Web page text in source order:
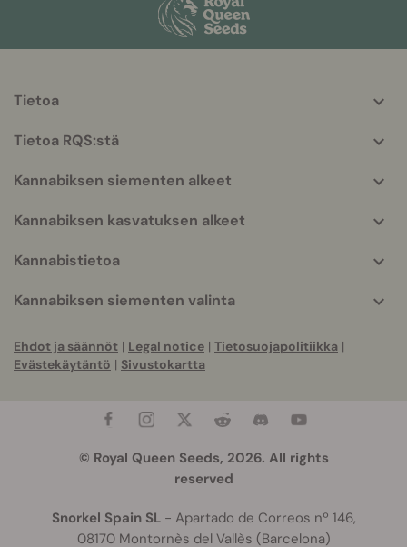
More
info
Tietoa
Tietoa RQS:stä
Kannabiksen siementen alkeet
Kannabiksen kasvatuksen alkeet
Kannabistietoa
Kannabiksen siementen valinta
Ehdot ja säännöt | Legal notice | Tietosuojapolitiikka |
Evästekäytäntö | Sivustokartta
© Royal Queen Seeds, 2026. All rights
reserved
Snorkel Spain SL- Apartado de Correos nº 146,
08170 Montornès del Vallès (Barcelona)